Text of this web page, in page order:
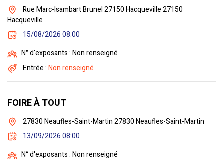
Rue Marc-Isambart Brunel 27150 Hacqueville 27150
Hacqueville
15/08/2026 08:00
N° d'exposants : Non renseigné
Entrée :Non renseigné
FOIRE À TOUT
27830 Neaufles-Saint-Martin 27830 Neaufles-Saint-Martin
13/09/2026 08:00
N° d'exposants : Non renseigné